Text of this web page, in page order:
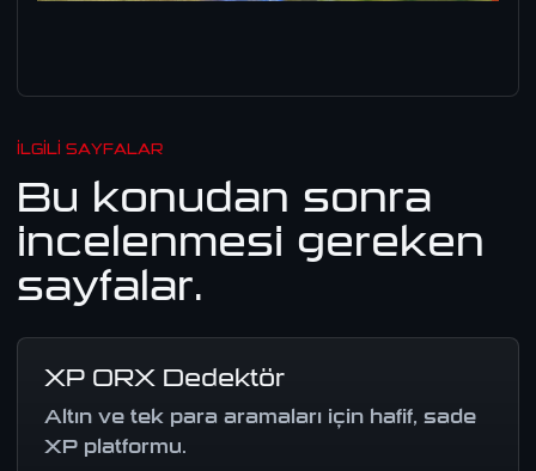
İLGILI SAYFALAR
Bu konudan sonra
incelenmesi gereken
sayfalar.
XP ORX Dedektör
Altın ve tek para aramaları için hafif, sade
XP platformu.